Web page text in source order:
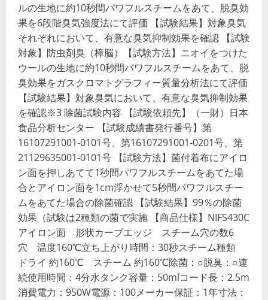
ルの生地に約10秒間パワフルスチームをあて、脱臭効
果を6段階臭気強度法にて評価 【試験結果】対象臭気
それぞれにおいて、有意な臭気抑制効果を確認 【試験
対象】防虫剤臭（樟脳）【試験方法】ニオイをつけた
ウールの生地に約10秒間パワフルスチームをあて、脱
臭効果をガスクロマトグラフィー質量分析法にて評価
【試験結果】対象臭気において、有意な臭気抑制効果
を確認※3 除菌試験内容 【試験依頼先】（一財）日本
食品分析センター 【試験成績書発行番号】第
16107291001-0101号、第16107291001-0201号、第
21129635001-0101号 【試験方法】菌付着布にアイロ
ン面を押しあてて1秒間パワフルスチームをあてた場
合とアイロン面を1cm浮かせて5秒間パワフルスチー
ムをあてた場合の除菌確認 【試験結果】99％の除菌
効果（試験は2種類の菌で実施 【商品仕様】NIFS430C
アイロン面 形状カーブエッジ スチーム穴の数6
穴 温度160℃立ち上がり時間：30秒スチーム種類
ドライ 約160℃ スチーム 約160℃除菌：○脱臭：○連
続使用時間：4分水タンク容量：50mlコード長：2.5m
消費電力：950W電源：100メーカー保証：1年寸法：